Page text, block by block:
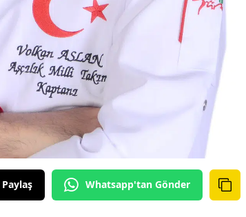
Whatsapp'tan Gönder